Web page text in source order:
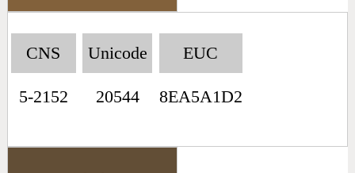
CNS
5-2152
Unicode
20544
EUC
8EA5A1D2